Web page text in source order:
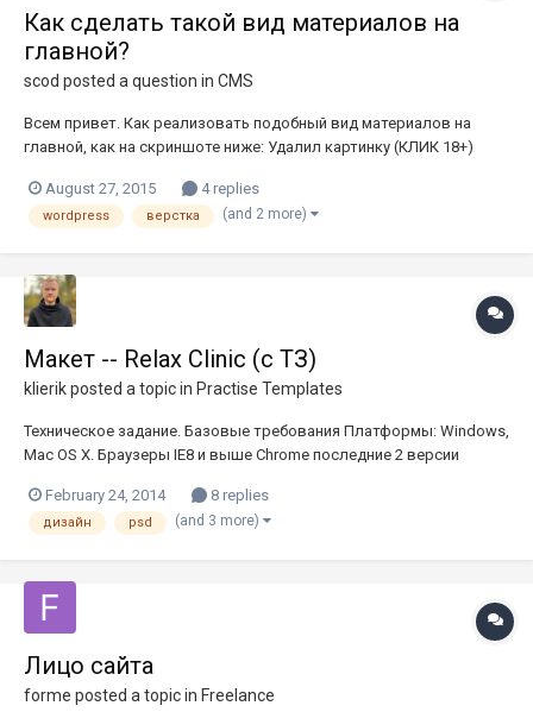
Как сделать такой вид материалов на
главной?
scod posted a question in CMS
Всем привет. Как реализовать подобный вид материалов на
главной, как на скриншоте ниже: Удалил картинку (КЛИК 18+)
но незнаю как сделать что бы из админки я добавлял новую
запись прописывал к ней тайтл, далее добавлял превью-
August 27, 2015 4 replies
wordpress верстка (and 2 more)
Макет -- Relax Clinic (с ТЗ)
klierikposted a topic in Practise Templates
Техническое задание. Базовые требования Платформы: Windows,
Mac OS X. Браузеры IE8 и выше Chrome последние 2 версии
движка Blink) Safari последнии 2 версии В качестве эталонного
браузера использо...
February 24, 2014 8 replies
дизайн psd (and 3 more)
Лицо сайта
forme posted a topic in Freelance